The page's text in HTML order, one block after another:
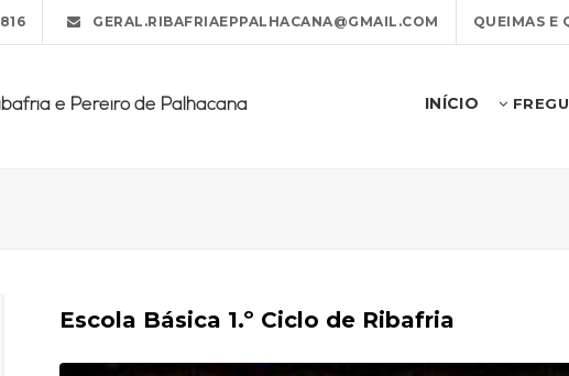
GERAL.RIBAFRIAEPPALHACANA@GMAIL.COM QUEIMAS E
e Pereiro de Palhacana INÍCIO
Escola Básica 1.º Ciclo de Ribafria